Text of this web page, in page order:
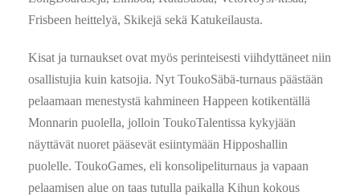
Frisbeen heittelyä, Skikejä sekä Katukeilausta.
Kisat ja turnaukset ovat myös perinteisesti viihdyttäneet niin
osallistujia kuin katsojia. Nyt ToukoSäbä-turnaus päästään
pelaamaan menestystä kahmineen Happeen kotikentällä
Monnarin puolella, jolloin ToukoTalentissa kykyjään
näyttävät nuoret pääsevät esiintymään Hipposhallin
puolelle. ToukoGames, eli konsolipeliturnaus ja vapaan
pelaamisen alue on taas tutulla paikalla Kihun kokous